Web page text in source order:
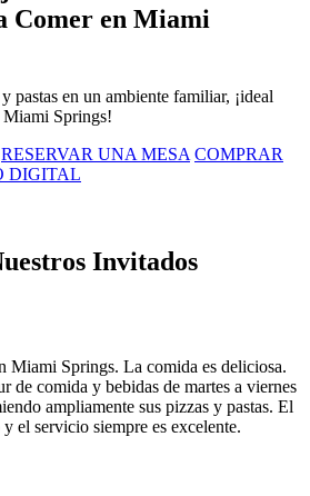
Comer en Miami
pastas en un ambiente familiar, ¡ideal
Miami Springs!
RESERVAR UNA MESA COMPRAR
DIGITAL
Invitados
Miami Springs. La comida es deliciosa.
de comida y bebidas de martes a viernes
ampliamente sus pizzas y pastas. El
el servicio siempre es excelente.